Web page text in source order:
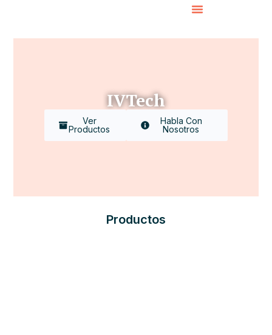
IVTech
Ver
Productos
Habla Con
Nosotros
Productos